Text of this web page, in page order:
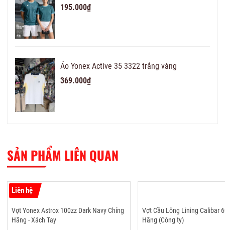
195.000₫
Áo Yonex Active 35 3322 trắng vàng
369.000₫
SẢN PHẨM LIÊN QUAN
Liên hệ
Vợt Yonex Astrox 100zz Dark Navy Chíng
Hãng - Xách Tay
Vợt Cầu Lông Lining Calibar
Hãng (Công ty)